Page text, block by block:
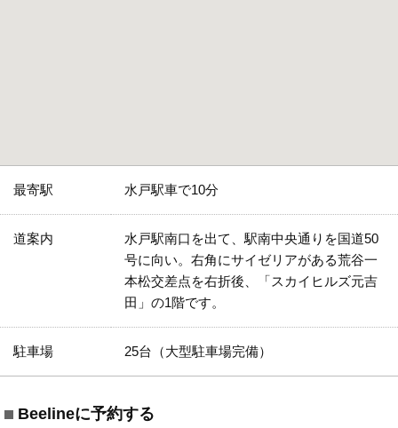
最寄駅 水戸駅車で10分
道案内
水戸駅南口を出て、駅南中央通りを国道50
号に向い。右角にサイゼリアがある荒谷一
本松交差点を右折後、「スカイヒルズ元吉
田」の1階です。
駐車場 25台（大型駐車場完備）
Beelineに予約する